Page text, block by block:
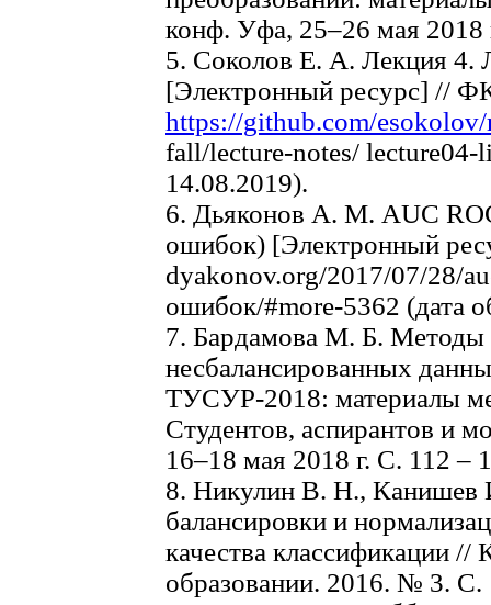
конф. Уфа, 25–26 мая 2018
5. Соколов Е. А. Лекция 4.
[Электронный ресурс] //
https://github.com/
fall/lecture-notes/ lecture04-
14.08.2019).
6. Дьяконов А. М. AUC
ошибок) [Электронный
dyakonov.org/2017/07/28/
ошибок/#more-5362 (дата
7. Бардамова М. Б. Методы
несбалансированных
ТУСУР-2018: материалы
Студентов, аспирантов и
16–18 мая 2018 г. С. 112 –
8. Никулин В. Н., Канишев
балансировки и
качества классификации
образовании. 2016. № 3. С.